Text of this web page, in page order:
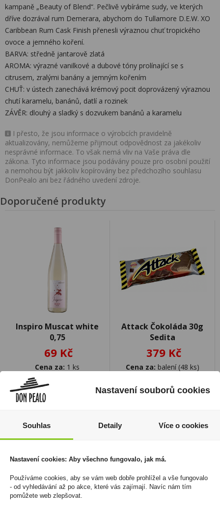
kampaně „Beauty of Blend“. Pečlivě vybíráme sudy, ve kterých
dříve dozrával rum Demerara, abychom do Tullamore D.E.W. XO
Caribbean Rum Cask Finish přenesli výraznou chuť tropického
ovoce a jemného koření.
BARVA: středně jantarově zlatá
AROMA: výrazné vanilkové a dubové tóny prolínající se s
citrusem, zralými banány a jemným kořením
CHUŤ: v ústech zanechává krémový pocit doprovázený výraznou
chutí karamelu, banánů, datlí a rozinek
ZÁVĚR: dlouhý a sladký s dozvukem banánů a karamelu
I přesto, že jsou informace o výrobcích pravidelně
aktualizovány, nemůžeme přijmout odpovědnost za jakékoliv
nesprávné informace. To však nemá vliv na Vaše práva dle
zákona. Tyto informace jsou podávány pouze pro osobní použití
a nemohou být jakkoliv kopírovány bez předchozího souhlasu
DonPealo ani bez řádného uvedení zdroje.
Doporučené produkty
Inspiro Muscat white
0,75
69 Kč
Cena za: 1 ks
Skladem:
Attack Čokoláda 30g
Sedita
379 Kč
Cena za: balení (48 ks)
Nastavení souborů cookies
Souhlas Detaily Více o cookies
Nastavení cookies: Aby všechno fungovalo, jak má.
Používáme cookies, aby se vám web dobře prohlížel a vše fungovalo
- od vyhledávání až po akce, které vás zajímají. Navíc nám tím
pomůžete web zlepšovat.